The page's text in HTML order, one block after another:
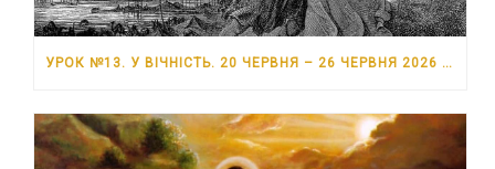
УРОК №13. У ВІЧНІСТЬ. 20 ЧЕРВНЯ – 26 ЧЕРВНЯ 2026 РОКУ